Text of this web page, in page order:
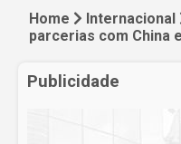
Home Internacional
parcerias com China
Publicidade